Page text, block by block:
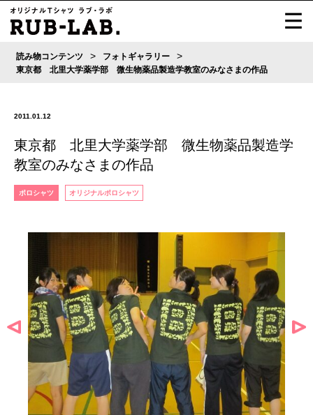
読み物コンテンツ > フォトギャラリー >
東京都 北里大学薬学部 微生物薬品製造学教室のみなさまの作品
2011.01.12
東京都 北里大学薬学部 微生物薬品製造学
教室のみなさまの作品
ポロシャツ オリジナルポロシャツ